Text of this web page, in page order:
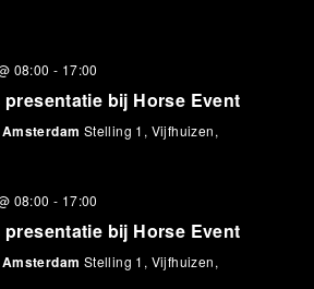
08:00 - 17:00
bij Horse Event
Stelling 1, Vijfhuizen,
08:00 - 17:00
bij Horse Event
Stelling 1, Vijfhuizen,